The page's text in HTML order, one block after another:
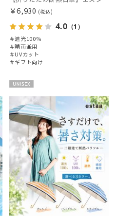
￥6,930 (税込)
4.0 （1）
＃遮光100%
＃晴雨兼用
＃UVカット
＃ギフト向け